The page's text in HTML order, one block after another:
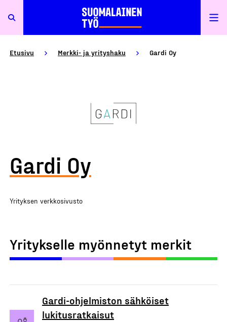
Etusivu Merkki- ja yrityshaku Gardi Oy
Gardi Oy
Yrityksen verkkosivusto
Yritykselle myönnetyt merkit
Gardi-ohjelmiston sähköiset
lukitusratkaisut